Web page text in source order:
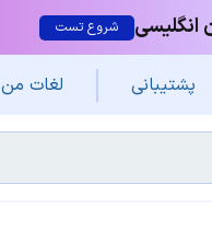
انگلیسی شروع تست
پشتیبانی لغات من